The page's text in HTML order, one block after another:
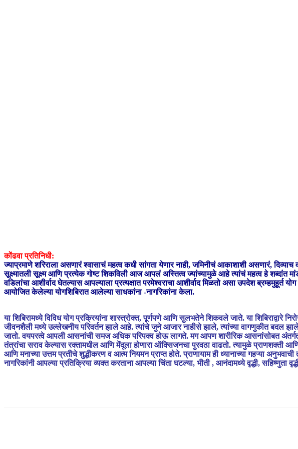
कोंढवा प्रतिनिधी:
ज्याप्रमाणे शरिराला असणारं श्वासाचं महत्व कधी सांगता येणार नाही, जमिनीचं आकाशाशी असणारं,
सूक्ष्मातली सूक्ष्म आणि प्रत्येक गोष्ट शिकविली आज आपलं अस्तित्व ज्यांच्यामुळे आहे त्यांचं महत्व हे
वडिलांचा आशीर्वाद घेतल्यास आपल्याला प्रत्यक्षात परमेश्वराचा आशीर्वाद मिळतो असा उपदेश ब्रम्हमुहूर्त
आयोजित केलेल्या योगशिबिरात आलेल्या साधकांना -नागरिकांना केला.
या शिबिरामध्ये विविध योग प्रक्रियांना शास्त्रोक्त, पूर्णपणे आणि सुलभतेने शिकवले जाते. या शिबिराद्वारे
जीवनशैली मध्ये उल्लेखनीय परिवर्तन झाले आहे. त्यांचे जुने आजार नाहीसे झाले, त्यांच्या वागणुकीत बदल
जातो. वयपरत्वे आपली आसनांची समज अधिक परिपक्व होऊ लागते. मग आपण शारीरिक आसनांसोबत अंतर्गत
तंत्रांचा सराव केल्यास रक्तामधील आणि मेंदूला होणारा ऑक्सिजनचा पुरवठा वाढतो. त्यामुळे प्राणशक्ती
आणि मनाच्या उत्तम प्रतीचे शुद्धीकरण व आत्म नियमन प्राप्त होते. प्राणायाम ही ध्यानाच्या गहऱ्या
नागरिकांनी आपल्या प्रतिक्रिया व्यक्त करताना आपल्या चिंता घटल्या, भीती , आनंदामध्ये वृद्धी,